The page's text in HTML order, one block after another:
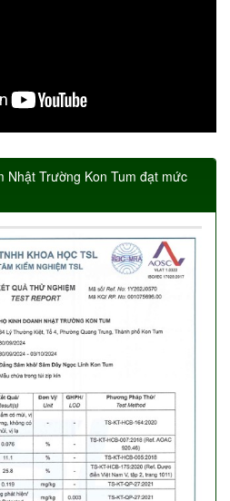
Nhật Trường Kon Tum đạt mức